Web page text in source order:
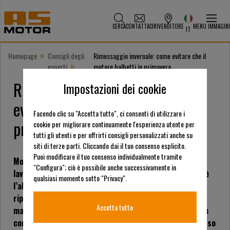
CERCACONTATTACIRIVENDITORE IT MENU IMMAGINI
Homepage » Consigli degli
esperti »
Rimessaggio invernale: come evitare che il
motore balbetti in primavera
Rimessaggio invernale: come
evitare che il motore balbetti in
primavera
Molti elettroutensili con motori a benzina sono puri
lavoratori stagionali. I lavori iniziano a marzo, l’estate è
l’alta stagione giornaliera e ottobre segna l’inizio del
riposo invernale annuale. Messe fuori servizio, le
macchine vengono quindi perfettamente lavate, pulite e
conservate. Nonostante tutta questa cura, capita spesso
Impostazioni dei cookie
Facendo clic su "Accetta tutto", ci consenti di utilizzare i
cookie per migliorare continuamente l'esperienza utente per
tutti gli utenti e per offrirti consigli personalizzati anche su
siti di terze parti. Cliccando dai il tuo consenso esplicito.
Puoi modificare il tuo consenso individualmente tramite
"Configura"; ciò è possibile anche successivamente in
qualsiasi momento sotto "Privacy".
Accetta tutto